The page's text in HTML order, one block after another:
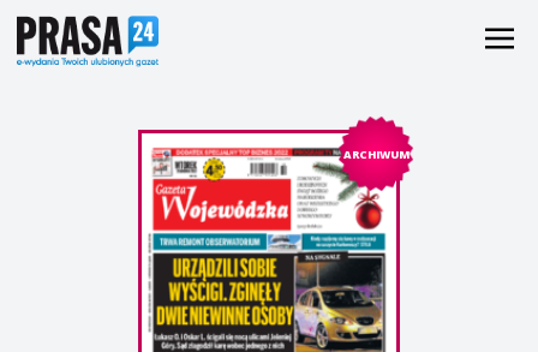
ARCHIWUM